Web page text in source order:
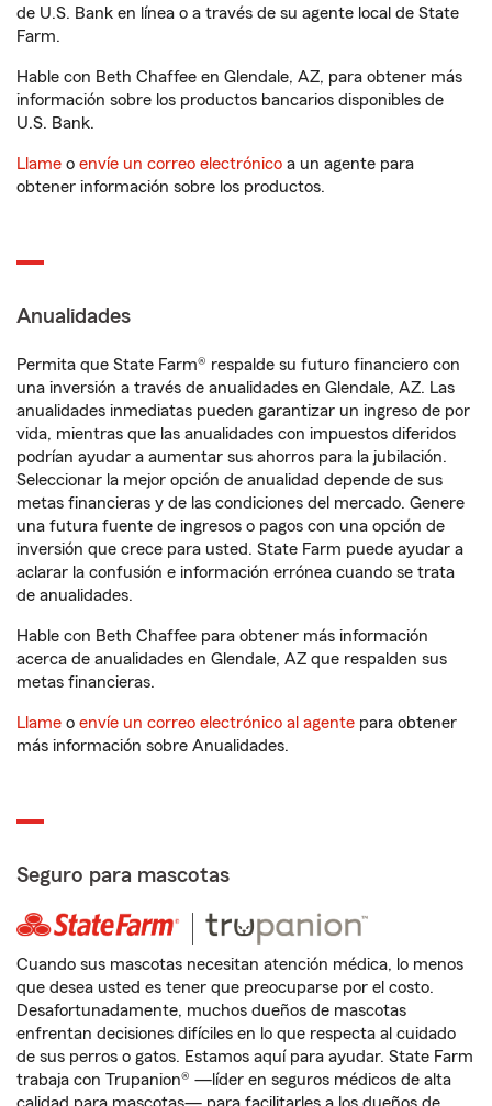
de U.S. Bank en línea o a través de su agente local de State
Farm.
Hable con Beth Chaffee en Glendale, AZ, para obtener más
información sobre los productos bancarios disponibles de
U.S. Bank.
Llame o envíe un correo electrónico a un agente para
obtener información sobre los productos.
Anualidades
Permita que State Farm® respalde su futuro financiero con
una inversión a través de anualidades en Glendale, AZ. Las
anualidades inmediatas pueden garantizar un ingreso de por
vida, mientras que las anualidades con impuestos diferidos
podrían ayudar a aumentar sus ahorros para la jubilación.
Seleccionar la mejor opción de anualidad depende de sus
metas financieras y de las condiciones del mercado. Genere
una futura fuente de ingresos o pagos con una opción de
inversión que crece para usted. State Farm puede ayudar a
aclarar la confusión e información errónea cuando se trata
de anualidades.
Hable con Beth Chaffee para obtener más información
acerca de anualidades en Glendale, AZ que respalden sus
metas financieras.
Llame o envíe un correo electrónico al agente para obtener
más información sobre Anualidades.
Seguro para mascotas
Cuando sus mascotas necesitan atención médica, lo menos
que desea usted es tener que preocuparse por el costo.
Desafortunadamente, muchos dueños de mascotas
enfrentan decisiones difíciles en lo que respecta al cuidado
de sus perros o gatos. Estamos aquí para ayudar. State Farm
trabaja con Trupanion® —líder en seguros médicos de alta